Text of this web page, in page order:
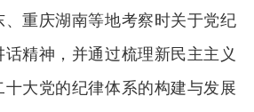
重庆湖南等地考察时关于党纪
精神，并通过梳理新民主主义
大党的纪律体系的构建与发展